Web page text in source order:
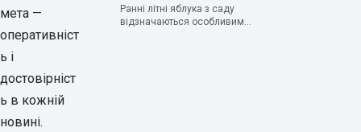
мета —
оперативніст
ь і
достовірніст
ь в кожній
новині.
Ранні літні яблука з саду
відзначаються особливим